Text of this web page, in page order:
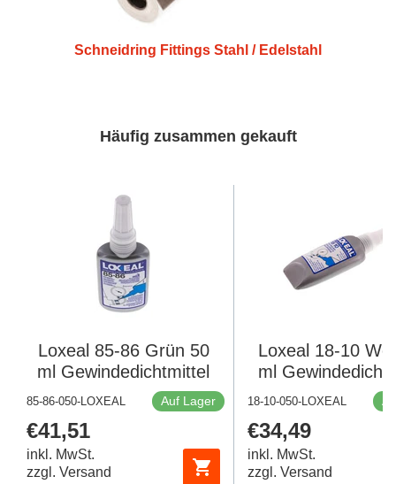
Schneidring Fittings Stahl / Edelstahl
Häufig zusammen gekauft
Loxeal 85-86 Grün 50
ml Gewindedichtmittel
85-86-050-LOXEAL Auf Lager
Regulärer
Preis
€41,51
inkl. MwSt.
zzgl. Versand
Loxeal 18-10
ml
18-10-050-LOXEAL
Regulärer
Preis
€34,49
inkl. MwSt.
zzgl. Versand